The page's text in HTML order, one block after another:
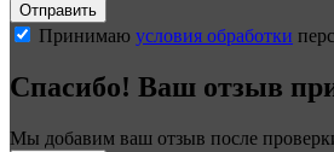
Отправить
Принимаю условия обработки
Спасибо! Ваш отзыв
Мы добавим ваш отзыв после